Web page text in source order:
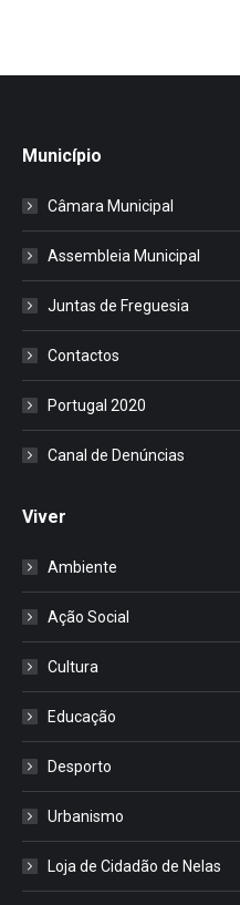
Município
Câmara Municipal
Assembleia Municipal
Juntas de Freguesia
Contactos
Portugal 2020
Canal de Denúncias
Viver
Ambiente
Ação Social
Cultura
Educação
Desporto
Urbanismo
Loja de Cidadão de Nelas